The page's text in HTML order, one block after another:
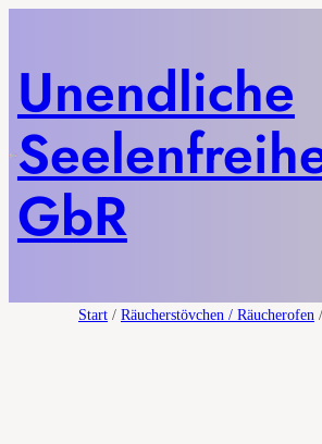
Unendliche
GbR
Start / Räucherstövchen / Räucherofen